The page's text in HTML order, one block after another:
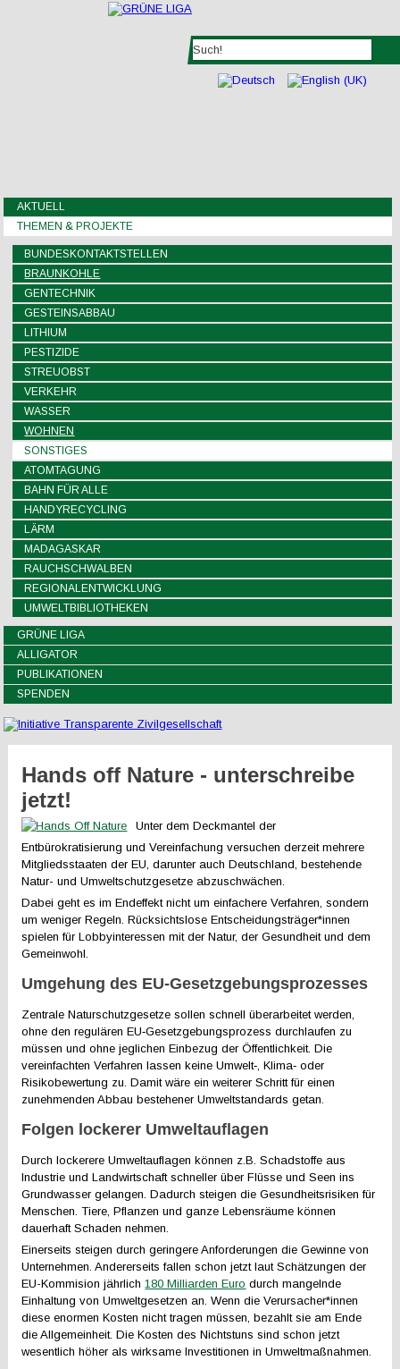
AKTUELL
THEMEN & PROJEKTE
BUNDESKONTAKTSTELLEN
BRAUNKOHLE
GENTECHNIK
GESTEINSABBAU
LITHIUM
PESTIZIDE
STREUOBST
VERKEHR
WASSER
WOHNEN
SONSTIGES
ATOMTAGUNG
BAHN FÜR ALLE
HANDYRECYCLING
LÄRM
MADAGASKAR
RAUCHSCHWALBEN
REGIONALENTWICKLUNG
UMWELTBIBLIOTHEKEN
GRÜNE LIGA
ALLIGATOR
PUBLIKATIONEN
SPENDEN
Hands off Nature - unterschreibe
jetzt!
Unter dem Deckmantel der
Entbürokratisierung und Vereinfachung versuchen derzeit mehrere
Mitgliedsstaaten der EU, darunter auch Deutschland, bestehende
Natur- und Umweltschutzgesetze abzuschwächen.
Dabei geht es im Endeffekt nicht um einfachere Verfahren, sondern
um weniger Regeln. Rücksichtslose Entscheidungsträger*innen
spielen für Lobbyinteressen mit der Natur, der Gesundheit und dem
Gemeinwohl.
Umgehung des EU‑Gesetzgebungsprozesses
Zentrale Naturschutzgesetze sollen schnell überarbeitet werden,
ohne den regulären EU‑Gesetzgebungsprozess durchlaufen zu
müssen und ohne jeglichen Einbezug der Öffentlichkeit. Die
vereinfachten Verfahren lassen keine Umwelt‑, Klima‑ oder
Risikobewertung zu. Damit wäre ein weiterer Schritt für einen
zunehmenden Abbau bestehener Umweltstandards getan.
Folgen lockerer Umweltauflagen
Durch lockerere Umweltauflagen können z.B. Schadstoffe aus
Industrie und Landwirtschaft schneller über Flüsse und Seen ins
Grundwasser gelangen. Dadurch steigen die Gesundheitsrisiken für
Menschen. Tiere, Pflanzen und ganze Lebensräume können
dauerhaft Schaden nehmen.
Einerseits steigen durch geringere Anforderungen die Gewinne von
Unternehmen. Andererseits fallen schon jetzt laut Schätzungen der
EU-Kommision jährlich180 Milliarden Euro durch mangelnde
Einhaltung von Umweltgesetzen an. Wenn die Verursacher*innen
diese enormen Kosten nicht tragen müssen, bezahlt sie am Ende
die Allgemeinheit. Die Kosten des Nichtstuns sind schon jetzt
wesentlich höher als wirksame Investitionen in Umweltmaßnahmen.